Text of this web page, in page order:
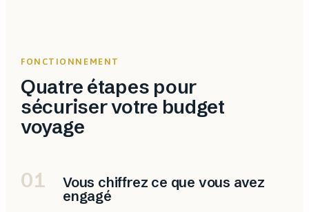
FONCTIONNEMENT
Quatre étapes pour
sécuriser votre budget
voyage
01
Vous chiffrez ce que vous avez
engagé